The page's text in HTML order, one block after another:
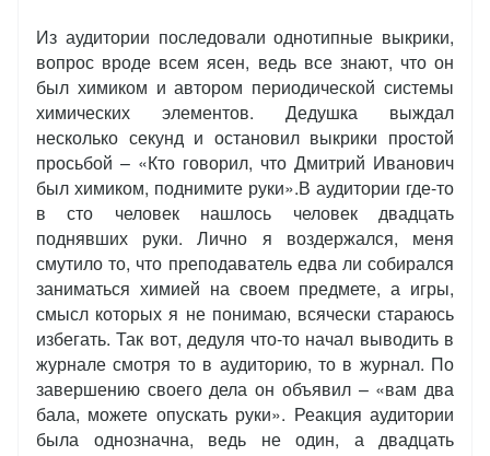
Из аудитории последовали однотипные выкрики,
вопрос вроде всем ясен, ведь все знают, что он
был химиком и автором периодической системы
химических элементов. Дедушка выждал
несколько секунд и остановил выкрики простой
просьбой – «Кто говорил, что Дмитрий Иванович
был химиком, поднимите руки».В аудитории где-то
в сто человек нашлось человек двадцать
поднявших руки. Лично я воздержался, меня
смутило то, что преподаватель едва ли собирался
заниматься химией на своем предмете, а игры,
смысл которых я не понимаю, всячески стараюсь
избегать. Так вот, дедуля что-то начал выводить в
журнале смотря то в аудиторию, то в журнал. По
завершению своего дела он объявил – «вам два
бала, можете опускать руки». Реакция аудитории
была однозначна, ведь не один, а двадцать